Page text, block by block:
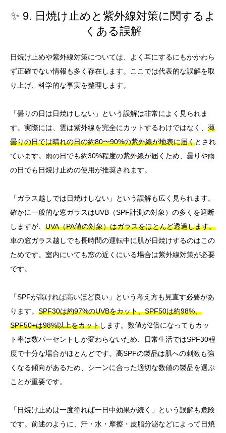
✨ 9. 日焼け止めと紫外線対策に関するよ
くある誤解
日焼け止めや紫外線対策については、よく耳にするにもかかわら
ず正確でない情報も多く存在します。ここでは代表的な誤解を取
り上げ、科学的な事実を整理します。
「曇りの日は日焼けしない」という誤解は非常によく見られま
す。実際には、雲は紫外線を完全にカットするわけではなく、 薄
曇りの日では晴れの日の約80〜90%の紫外線が地表に届くとされ
ています。雨の日でも約30%程度の紫外線が届くため、曇りや雨
の日でも日焼け止めの使用が推奨されます。
「ガラス越しでは日焼けしない」という誤解も広く見られます。
確かに一般的な窓ガラスはUVB（SPF計測の対象）の多くを遮断
しますが、 UVA（PA値の対象）はガラスをほとんど透過します。
車の窓ガラス越しでも長時間の運転中に肌が日焼けするのはこの
ためです。室内にいても窓の近くにいる場合は紫外線対策が必要
です。
「SPFが高ければ高いほど良い」という考え方も見直す必要があ
ります。 SPF30は約97%のUVBをカット、SPF50は約98%、
SPF50+は98%以上をカットします。数値が2倍になってもカッ
ト率は数パーセントしか変わらないため、日常生活ではSPF30程
度で十分な場合がほとんどです。高SPFの製品は肌への刺激も強
くなる傾向があるため、シーンに合った適切な数値の製品を選ぶ
ことが重要です。
「日焼け止めは一度塗れば一日中効果が続く」という誤解も危険
です。前述のように、汗・水・摩擦・皮脂分泌などによって日焼